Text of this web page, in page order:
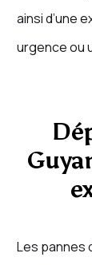
ainsi d’une
urgence ou
Les pannes